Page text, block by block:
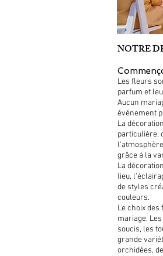
NOTRE
Les fleurs
parfum et
Aucun
événement
La
particulière,
grâce à la
La
lieu,
de styles
couleurs.
Le choix des
mariage.
soucis, les
grande
orchidées,